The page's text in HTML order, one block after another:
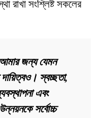
রাখা সংশ্লিষ্ট সকলের
জন্য যেমন
স্বচ্ছতা,
এবং
সর্বোচ্চ